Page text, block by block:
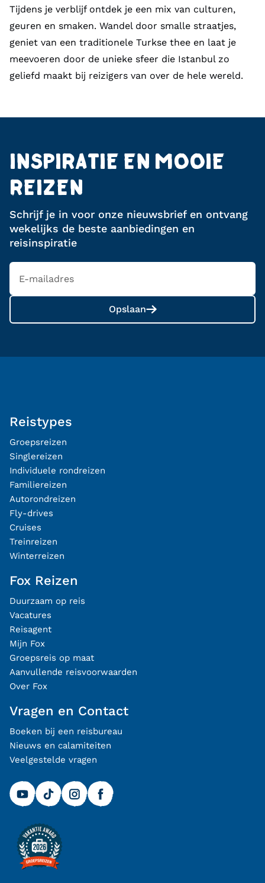
Tijdens je verblijf ontdek je een mix van culturen,
geuren en smaken. Wandel door smalle straatjes,
geniet van een traditionele Turkse thee en laat je
meevoeren door de unieke sfeer die Istanbul zo
geliefd maakt bij reizigers van over de hele wereld.
INSPIRATIE EN MOOIE
REIZEN
Schrijf je in voor onze nieuwsbrief en ontvang
wekelijks de beste aanbiedingen en
reisinspiratie
Opslaan
Reistypes
Groepsreizen
Singlereizen
Individuele rondreizen
Familiereizen
Autorondreizen
Fly-drives
Cruises
Treinreizen
Winterreizen
Fox Reizen
Duurzaam op reis
Vacatures
Reisagent
Mijn Fox
Groepsreis op maat
Aanvullende reisvoorwaarden
Over Fox
Vragen en Contact
Boeken bij een reisbureau
Nieuws en calamiteiten
Veelgestelde vragen